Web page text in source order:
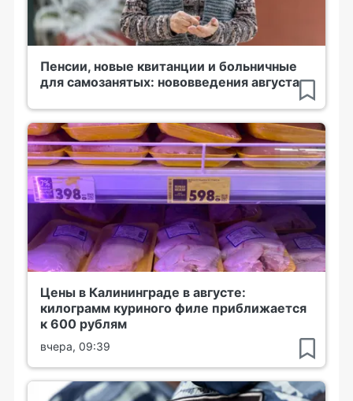
Пенсии, новые квитанции и больничные
для самозанятых: нововведения августа
Цены в Калининграде в августе:
килограмм куриного филе приближается
к 600 рублям
вчера, 09:39